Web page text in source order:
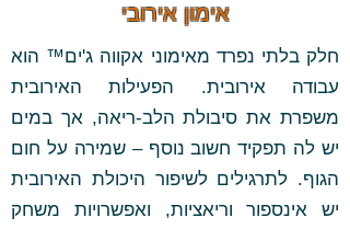
אימון אירובי
חלק בלתי נפרד מאימוני אקווה ג'ים™ הוא
עבודה אירובית. הפעילות האירובית
משפרת את סיבולת הלב-ריאה, אך במים
יש לה תפקיד חשוב נוסף – שמירה על חום
הגוף. לתרגילים לשיפור היכולת האירובית
יש אינספור וריאציות, ואפשרויות משחק